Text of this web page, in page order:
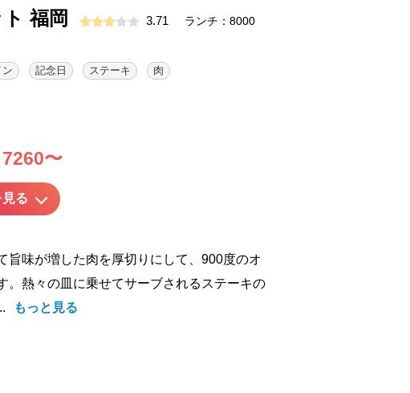
福岡 3.71
ランチ：8000
ン 記念日 ステーキ 肉
7260〜
る
旨味が増した肉を厚切りにして、900度のオ
。熱々の皿に乗せてサーブされるステーキの
もっと見る